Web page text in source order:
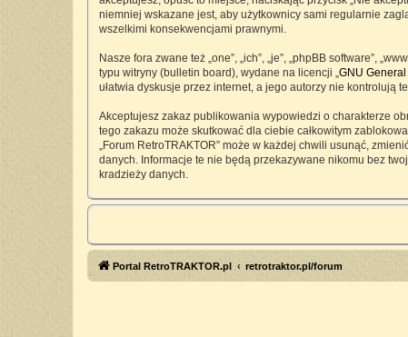
niemniej wskazane jest, aby użytkownicy sami regularnie
wszelkimi konsekwencjami prawnymi.
Nasze fora zwane też „one”, „ich”, „je”, „phpBB software”,
typu witryny (bulletin board), wydane na licencji „ GNU
ułatwia dyskusje przez internet, a jego autorzy nie kontrolują
Akceptujesz zakaz publikowania wypowiedzi o charakterze
tego zakazu może skutkować dla ciebie całkowitym
„Forum RetroTRAKTOR” może w każdej chwili usunąć,
danych. Informacje te nie będą przekazywane nikomu bez
kradzieży danych.
Portal RetroTRAKTOR.pl retrotraktor.pl/forum